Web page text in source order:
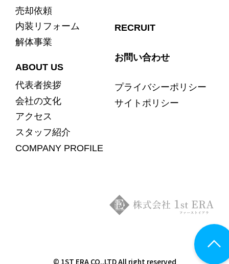
売却依頼
内装リフォーム
解体事業
ABOUT US
代表者挨拶
会社の文化
アクセス
スタッフ紹介
COMPANY PROFILE
RECRUIT
お問い合わせ
プライバシーポリシー
サイトポリシー
© 1ST ERA CO.,LTD All right reserved